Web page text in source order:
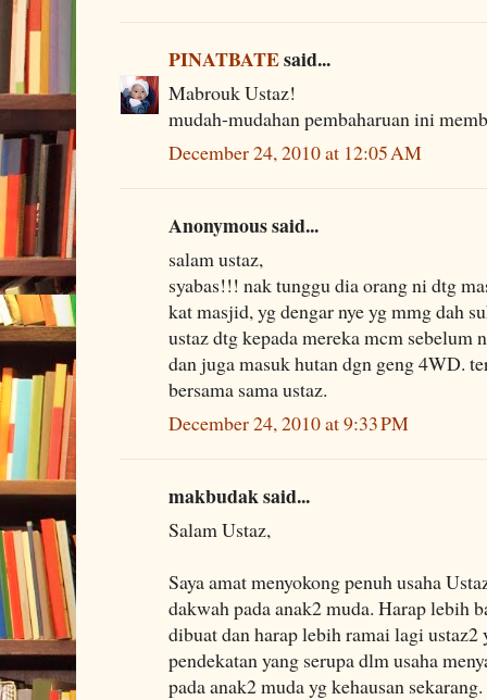
PINATBATEsaid...
Mabrouk Ustaz!
mudah-mudahan pembaharuan ini
December 24, 2010 at 12:05 AM
Anonymous said...
salam ustaz,
syabas!!! nak tunggu dia orang ni dtg
kat masjid, yg dengar nye yg mmg dah
ustaz dtg kepada mereka mcm sebelum
dan juga masuk hutan dgn geng 4WD.
bersama sama ustaz.
December 24, 2010 at 9:33 PM
makbudak said...
Salam Ustaz,
Saya amat menyokong penuh usaha
dakwah pada anak2 muda. Harap lebih
dibuat dan harap lebih ramai lagi
pendekatan yang serupa dlm usaha
pada anak2 muda yg kehausan sekarang.